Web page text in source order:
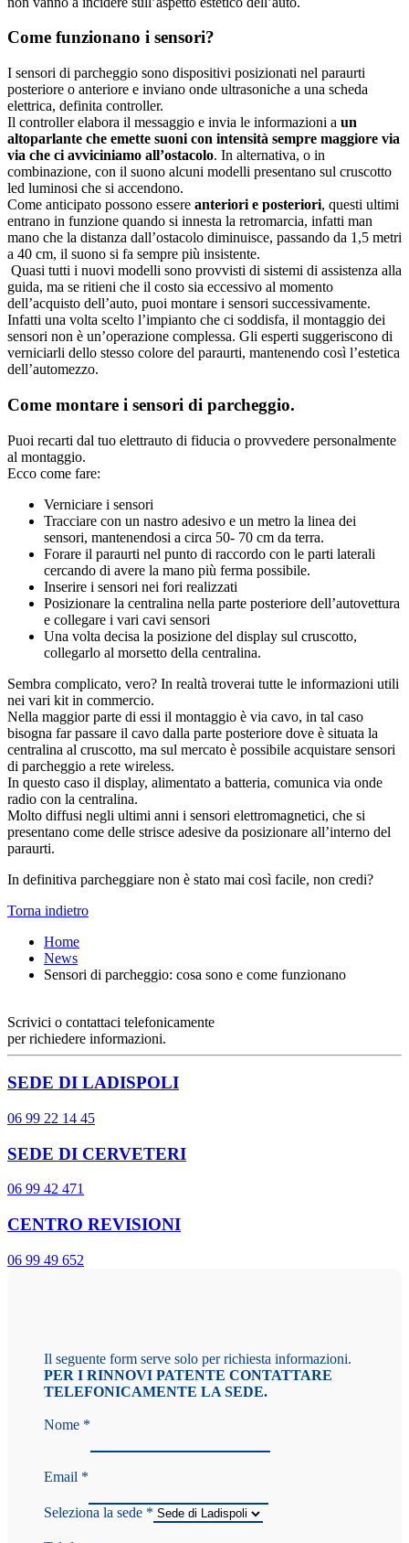
Come funzionano i sensori?
I sensori di parcheggio sono dispositivi posizionati nel paraurti
posteriore o anteriore e inviano onde ultrasoniche a una scheda
elettrica, definita controller.
Il controller elabora il messaggio e invia le informazioni a un
altoparlante che emette suoni con intensità sempre maggiore via
via che ci avviciniamo all’ostacolo. In alternativa, o in
combinazione, con il suono alcuni modelli presentano sul cruscotto
led luminosi che si accendono.
Come anticipato possono essere anteriori e posteriori, questi ultimi
entrano in funzione quando si innesta la retromarcia, infatti man
mano che la distanza dall’ostacolo diminuisce, passando da 1,5 metri
a 40 cm, il suono si fa sempre più insistente.
Quasi tutti i nuovi modelli sono provvisti di sistemi di assistenza alla
guida, ma se ritieni che il costo sia eccessivo al momento
dell’acquisto dell’auto, puoi montare i sensori successivamente.
Infatti una volta scelto l’impianto che ci soddisfa, il montaggio dei
sensori non è un’operazione complessa. Gli esperti suggeriscono di
verniciarli dello stesso colore del paraurti, mantenendo così l’estetica
dell’automezzo.
Come montare i sensori di parcheggio.
Puoi recarti dal tuo elettrauto di fiducia o provvedere personalmente
al montaggio.
Ecco come fare:
Verniciare i sensori
Tracciare con un nastro adesivo e un metro la linea dei
sensori, mantenendosi a circa 50- 70 cm da terra.
Forare il paraurti nel punto di raccordo con le parti laterali
cercando di avere la mano più ferma possibile.
Inserire i sensori nei fori realizzati
Posizionare la centralina nella parte posteriore dell’autovettura
e collegare i vari cavi sensori
Una volta decisa la posizione del display sul cruscotto,
collegarlo al morsetto della centralina.
Sembra complicato, vero? In realtà troverai tutte le informazioni utili
nei vari kit in commercio.
Nella maggior parte di essi il montaggio è via cavo, in tal caso
bisogna far passare il cavo dalla parte posteriore dove è situata la
centralina al cruscotto, ma sul mercato è possibile acquistare sensori
di parcheggio a rete wireless.
In questo caso il display, alimentato a batteria, comunica via onde
radio con la centralina.
Molto diffusi negli ultimi anni i sensori elettromagnetici, che si
presentano come delle strisce adesive da posizionare all’interno del
paraurti.
In definitiva parcheggiare non è stato mai così facile, non credi?
Torna indietro
Home
News
Sensori di parcheggio: cosa sono e come funzionano
Scrivici o contattaci telefonicamente
per richiedere informazioni.
SEDE DI LADISPOLI
06 99 22 14 45
SEDE DI CERVETERI
06 99 42 471
CENTRO REVISIONI
06 99 49 652
Il seguente form serve solo per richiesta informazioni.
PER I RINNOVI PATENTE CONTATTARE
TELEFONICAMENTE LA SEDE.
Nome *
Email *
Seleziona la sede *